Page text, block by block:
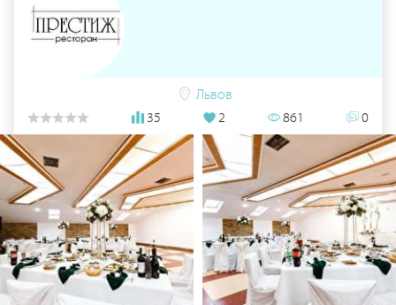
Львов
35
2 861 0